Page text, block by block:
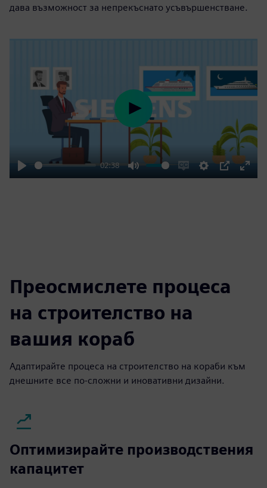
дава възможност за непрекъснато усъвършенстване.
Play
02:38
Mute
EnableSettings
PIP
Enter
Play
Преосмислете процеса
на строителство на
вашия кораб
Адаптирайте процеса на строителство на кораби към
днешните все по-сложни и иновативни дизайни.
Оптимизирайте производствения
капацитет